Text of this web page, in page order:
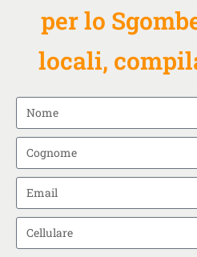
per lo
locali,